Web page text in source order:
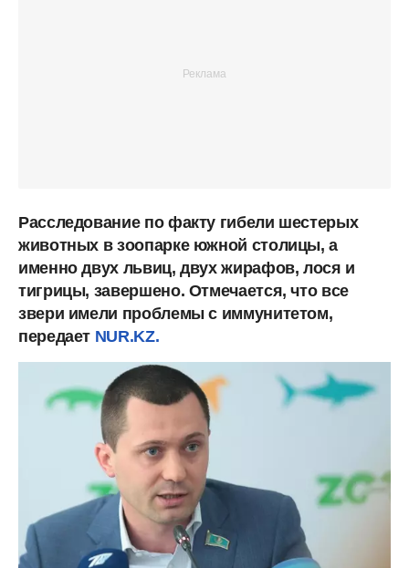
Расследование по факту гибели шестерых
животных в зоопарке южной столицы, а
именно двух львиц, двух жирафов, лося и
тигрицы, завершено. Отмечается, что все
звери имели проблемы с иммунитетом,
передает NUR.KZ.